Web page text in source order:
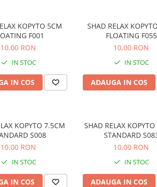
KOPYTO 5CM
F001
10,00 RON
IN STOC
IN COS
SHAD RELAX
FLOATING F055
10,00 RON
IN STOC
ADAUGA IN COS
KOPYTO 7.5CM
S008
10,00 RON
IN STOC
IN COS
SHAD RELAX
STANDARD
10,00 RON
IN STOC
ADAUGA IN COS